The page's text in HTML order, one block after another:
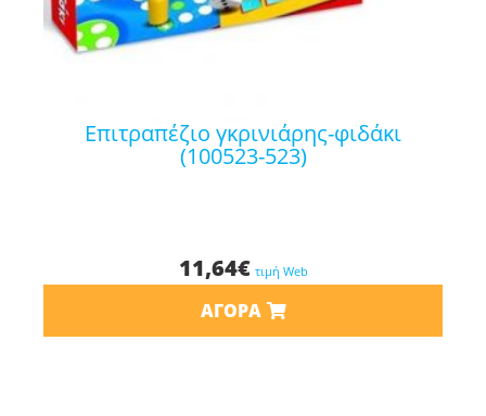
επιτραπέζιο γκρινιάρης-φιδάκι
(100523-523)
11,64€ τιμή Web
ΑΓΟΡΆ